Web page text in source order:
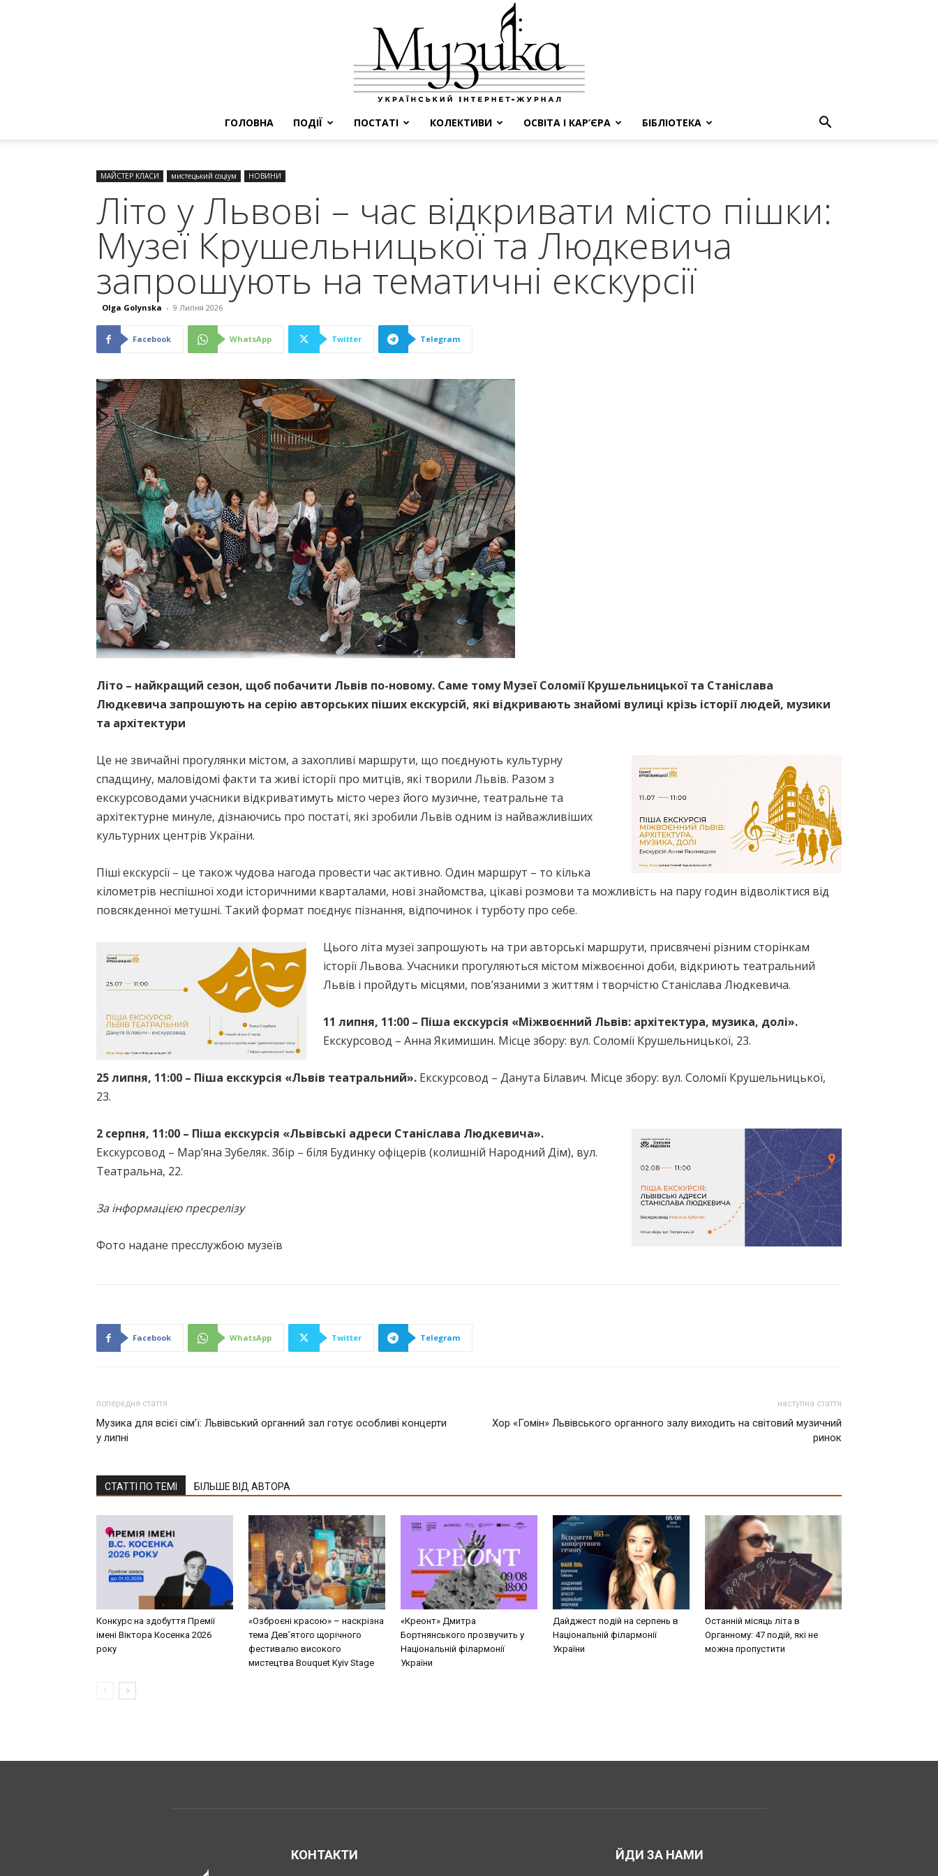
ГОЛОВНА ПОДІЇ ПОСТАТІ КОЛЕКТИВИ ОСВІТА І КАР’ЄРА БІБЛІОТЕКА
МАЙСТЕР КЛАСИ мистецький соціум НОВИНИ
Літо у Львові – час відкривати місто пішки:
Музеї Крушельницької та Людкевича
запрошують на тематичні екскурсії
Olga Golynska - 9 Липня 2026
Facebook WhatsApp Twitter Telegram
Літо – найкращий сезон, щоб побачити Львів по-новому. Саме тому Музеї Соломії Крушельницької та Станіслава
Людкевича запрошують на серію авторських піших екскурсій, які відкривають знайомі вулиці крізь історії людей, музики
та архітектури
Це не звичайні прогулянки містом, а захопливі маршрути, що поєднують культурну
спадщину, маловідомі факти та живі історії про митців, які творили Львів. Разом з
екскурсоводами учасники відкриватимуть місто через його музичне, театральне та
архітектурне минуле, дізнаючись про постаті, які зробили Львів одним із найважливіших
культурних центрів України.
Піші екскурсії – це також чудова нагода провести час активно. Один маршрут – то кілька
кілометрів неспішної ходи історичними кварталами, нові знайомства, цікаві розмови та можливість на пару годин відволіктися від
повсякденної метушні. Такий формат поєднує пізнання, відпочинок і турботу про себе.
Цього літа музеї запрошують на три авторські маршрути, присвячені різним сторінкам
історії Львова. Учасники прогуляються містом міжвоєнної доби, відкриють театральний
Львів і пройдуть місцями, пов’язаними з життям і творчістю Станіслава Людкевича.
11 липня, 11:00 – Піша екскурсія «Міжвоєнний Львів: архітектура, музика, долі».
Екскурсовод – Анна Якимишин. Місце збору: вул. Соломії Крушельницької, 23.
25 липня, 11:00 – Піша екскурсія «Львів театральний». Екскурсовод – Данута Білавич. Місце збору: вул. Соломії Крушельницької,
23.
2 серпня, 11:00 – Піша екскурсія «Львівські адреси Станіслава Людкевича».
Екскурсовод – Мар’яна Зубеляк. Збір – біля Будинку офіцерів (колишній Народний Дім), вул.
Театральна, 22.
За інформацією пресрелізу
Фото надане пресслужбою музеїв
Facebook WhatsApp Twitter Telegram
попередня стаття
Музика для всієї сім’ї: Львівський органний зал готує особливі концерти
у липні
наступна стаття
Хор «Гомін» Львівського органного залу виходить на світовий музичний
ринок
СТАТТІ ПО ТЕМІ БІЛЬШЕ ВІД АВТОРА
Конкурс на здобуття Премії
імені Віктора Косенка 2026
року
«Озброєні красою» – наскрізна
тема Дев’ятого щорічного
фестивалю високого
мистецтва Bouquet Kyiv Stage
«Креонт» Дмитра
Бортнянського прозвучить у
Національній філармонії
України
Дайджест подій на серпень в
Національній філармонії
України
Останній місяць літа в
Органному: 47 подій, які не
можна пропустити
КОНТАКТИ ЙДИ ЗА НАМИ